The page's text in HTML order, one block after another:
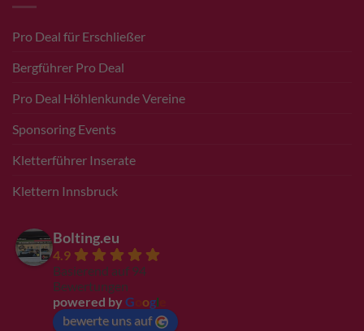
Pro Deal für Erschließer
Bergführer Pro Deal
Pro Deal Höhlenkunde Vereine
Sponsoring Events
Kletterführer Inserate
Klettern Innsbruck
Bolting.eu
4.9
Basierend auf 94
Bewertungen
powered by G ogl
bewerte uns auf